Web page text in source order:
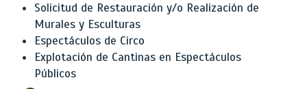
Solicitud de Restauración y/o Realización de
Murales y Esculturas
Espectáculos de Circo
Explotación de Cantinas en Espectáculos
Públicos